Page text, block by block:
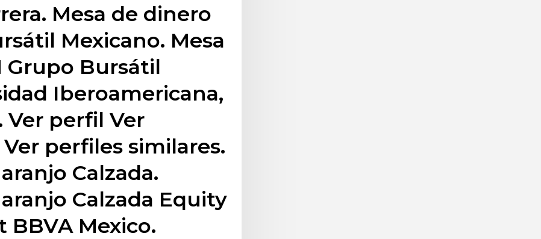
Mesa de dinero
Mexicano. Mesa
Grupo Bursátil
Iberoamericana,
Ver perfil Ver
perfiles similares.
Calzada.
Calzada Equity
BBVA Mexico.